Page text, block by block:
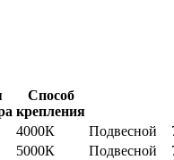
Способ
крепления
4000К Подвесной
5000К Подвесной